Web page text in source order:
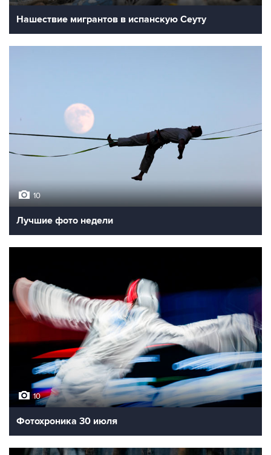
Нашествие мигрантов в испанскую Сеуту
10
Лучшие фото недели
10
Фотохроника 30 июля